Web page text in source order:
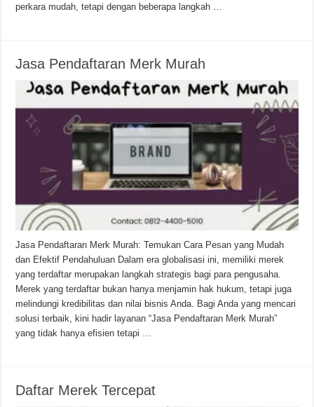
perkara mudah, tetapi dengan beberapa langkah …
Jasa Pendaftaran Merk Murah
Jasa Pendaftaran Merk Murah: Temukan Cara Pesan yang Mudah
dan Efektif Pendahuluan Dalam era globalisasi ini, memiliki merek
yang terdaftar merupakan langkah strategis bagi para pengusaha.
Merek yang terdaftar bukan hanya menjamin hak hukum, tetapi juga
melindungi kredibilitas dan nilai bisnis Anda. Bagi Anda yang mencari
solusi terbaik, kini hadir layanan “Jasa Pendaftaran Merk Murah”
yang tidak hanya efisien tetapi …
Daftar Merek Tercepat